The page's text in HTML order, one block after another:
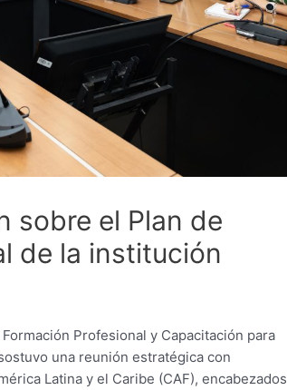
sobre el Plan de
de la institución
Profesional y Capacitación para
una reunión estratégica con
Latina y el Caribe (CAF), encabezados